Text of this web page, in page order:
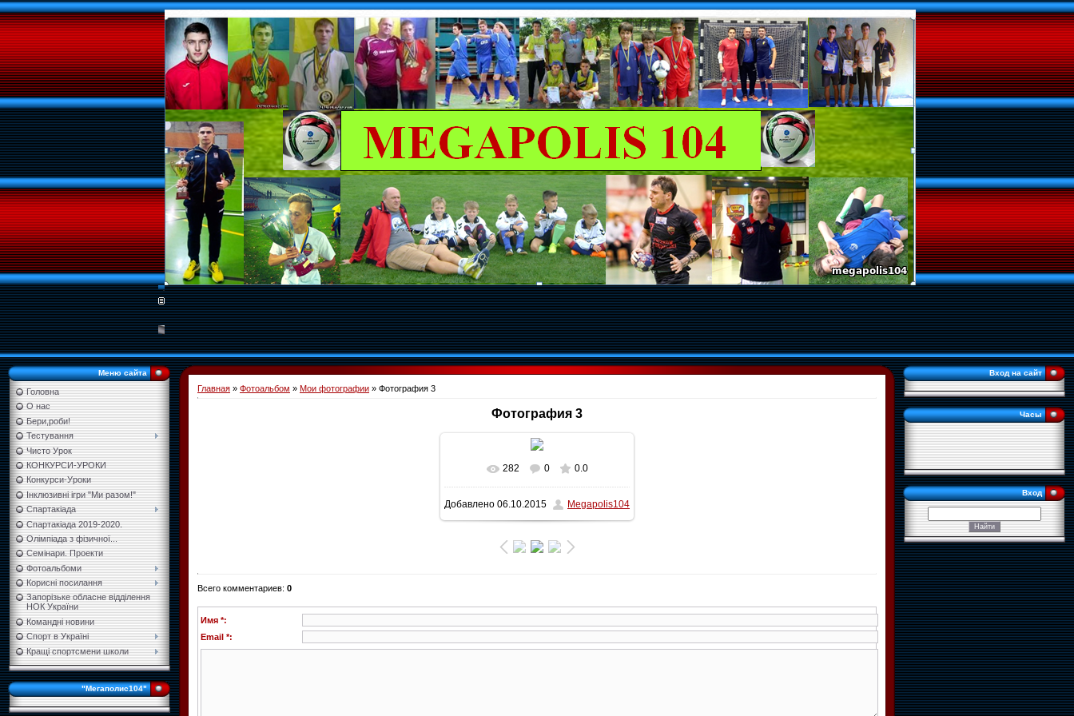
Меню сайта
Головна
О нас
Бери,роби!
Тестування
Чисто Урок
КОНКУРСИ-УРОКИ
Конкурси-Уроки
Інклюзивні ігри "Ми разом!"
Спартакіада
Спартакіада 2019-2020.
Олімпіада з фізичної...
Семінари. Проекти
Фотоальбоми
Корисні посилання
Запорізьке обласне відділення
НОК України
Командні новини
Спорт в Україні
Кращі спортсмени школи
"Мегаполис104"
Главная » Фотоальбом » Мои фотографии » Фотография 3
Фотография 3
В реальном размере 1600x1200
211.9Kb
282 0 0.0
Добавлено 06.10.2015 Megapolis104
Всего комментариев: 0
Имя *:
Email *:
Вход на сайт
Часы
Вход